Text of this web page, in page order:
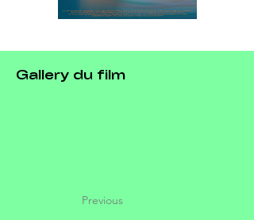
Gallery du film
Previous